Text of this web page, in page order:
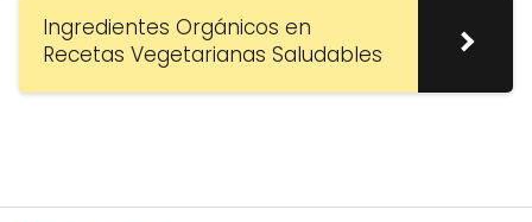
Ingredientes Orgánicos en
Recetas Vegetarianas Saludables